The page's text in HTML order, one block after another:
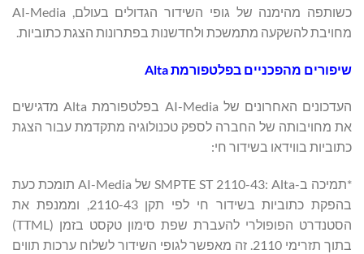
כשותפה מהימנה של גופי השידור הגדולים בעולם, AI-Media
מחויבת להשקעה מתמשכת ולחדשנות בפתרונות הצגת כתוביות.
שיפורים מהפכניים בפלטפורמת Alta
העדכונים האחרונים של AI-Media בפלטפורמת Alta מדגישים
את מחויבותה של החברה לספק טכנולוגיה מתקדמת עבור הצגת
כתוביות בווידאו בשידור חי:
*תמיכה ב-SMPTE ST 2110-43: Alta של AI-Media תומכת כעת
בהפקת כתוביות בשידור חי לפי תקן 2110-43, וממנפת את
הסטנדרט הפופולרי להעברת שפת סימון טקסט בזמן (TTML)
בתוך תזרימי 2110. זה מאפשר לגופי השידור לשלוח ערכות תווים